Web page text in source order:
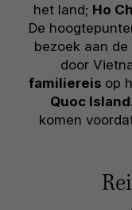
het land; Ho
De
bezoek aan
door
familiereis op
Quoc
komen